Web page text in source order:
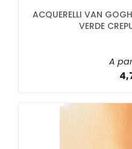
ACQUERELLI VAN
VERDE
A